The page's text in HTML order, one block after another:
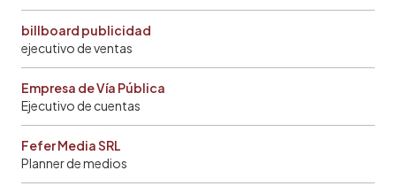
billboard publicidad
ejecutivo de ventas
Empresa de Vía Pública
Ejecutivo de cuentas
Fefer Media SRL
Planner de medios